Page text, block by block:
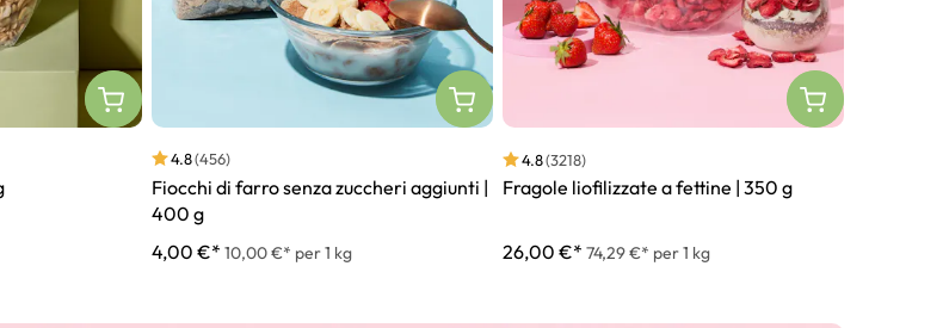
4.8(456)
Fiocchi di farro senza zuccheri aggiunti |
400 g
4,00 €* 10,00 €* per 1 kg
4.8(3218)
Fragole liofilizzate a fettine | 350 g
26,00 €* 74,29 €* per 1 kg